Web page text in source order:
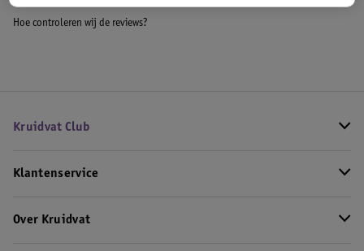
Hoe controleren wij de reviews?
Kruidvat Club
Klantenservice
Over Kruidvat